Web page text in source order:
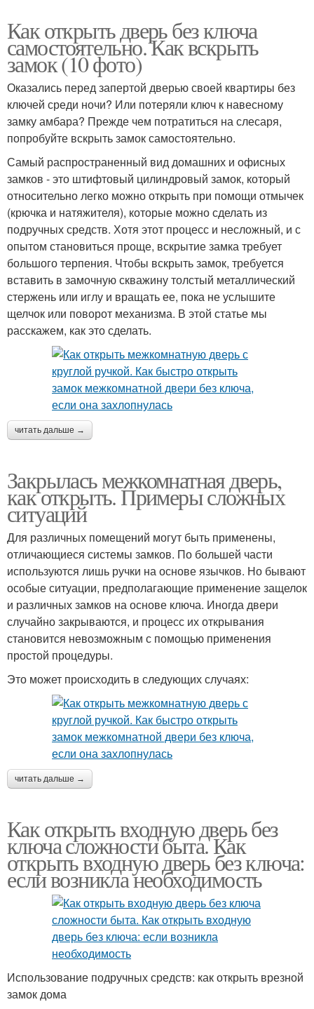
Как открыть дверь без ключа
самостоятельно. Как вскрыть
замок (10 фото)
Оказались перед запертой дверью своей квартиры без
ключей среди ночи? Или потеряли ключ к навесному
замку амбара? Прежде чем потратиться на слесаря,
попробуйте вскрыть замок самостоятельно.
Самый распространенный вид домашних и офисных
замков - это штифтовый цилиндровый замок, который
относительно легко можно открыть при помощи отмычек
(крючка и натяжителя), которые можно сделать из
подручных средств. Хотя этот процесс и несложный, и с
опытом становиться проще, вскрытие замка требует
большого терпения. Чтобы вскрыть замок, требуется
вставить в замочную скважину толстый металлический
стержень или иглу и вращать ее, пока не услышите
щелчок или поворот механизма. В этой статье мы
расскажем, как это сделать.
читать дальше →
Закрылась межкомнатная дверь,
как открыть. Примеры сложных
ситуаций
Для различных помещений могут быть применены,
отличающиеся системы замков. По большей части
используются лишь ручки на основе язычков. Но бывают
особые ситуации, предполагающие применение защелок
и различных замков на основе ключа. Иногда двери
случайно закрываются, и процесс их открывания
становится невозможным с помощью применения
простой процедуры.
Это может происходить в следующих случаях:
читать дальше →
Как открыть входную дверь без
ключа сложности быта. Как
открыть входную дверь без ключа:
если возникла необходимость
Использование подручных средств: как открыть врезной
замок дома